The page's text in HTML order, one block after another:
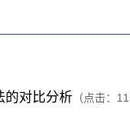
的对比分析 （点击：